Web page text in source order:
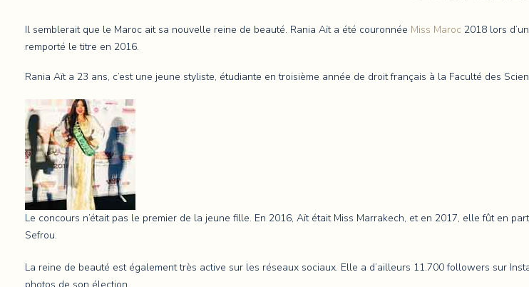
Il semblerait que le Maroc ait sa nouvelle reine de beauté. Rania Aït a été couronnée Miss Maroc 2018 lors
remporté le titre en 2016.
Rania Aït a 23 ans, c’est une jeune styliste, étudiante en troisième année de droit français à la Faculté des
Le concours n’était pas le premier de la jeune fille. En 2016, Aït était Miss Marrakech, et en 2017, elle fût en
Sefrou.
La reine de beauté est également très active sur les réseaux sociaux. Elle a d’ailleurs 11.700 followers sur
photos de son élection.